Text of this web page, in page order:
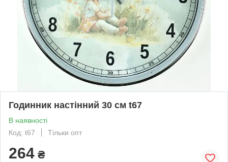
Годинник настінний 30 см t67
В наявності
Код: t67
Тільки опт
264 ₴